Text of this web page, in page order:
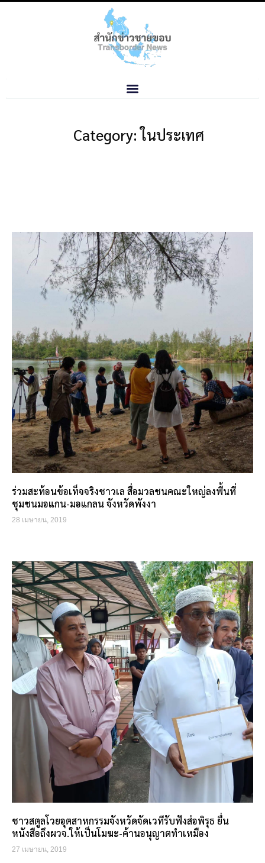
Category: ในประเทศ
ร่วมสะท้อนข้อเท็จจริงชาวเล สื่อมวลชนคณะใหญ่ลงพื้นที่
ชุมชนมอแกน-มอแกลน จังหวัดพังงา
28 เมษายน, 2019
ชาวสตูลโวยอุตสาหกรรมจังหวัดจัดเวทีรับฟังส่อพิรุธ ยื่น
หนังสือถึงผวจ.ให้เป็นโมฆะ-ค้านอนุญาตทำเหมือง
27 เมษายน, 2019